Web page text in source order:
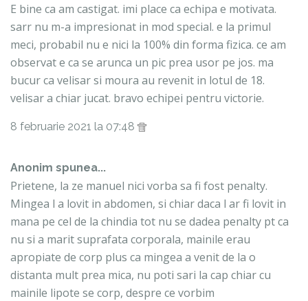
E bine ca am castigat. imi place ca echipa e motivata.
sarr nu m-a impresionat in mod special. e la primul
meci, probabil nu e nici la 100% din forma fizica. ce am
observat e ca se arunca un pic prea usor pe jos. ma
bucur ca velisar si moura au revenit in lotul de 18.
velisar a chiar jucat. bravo echipei pentru victorie.
8 februarie 2021 la 07:48
Anonim spunea...
Prietene, la ze manuel nici vorba sa fi fost penalty.
Mingea l a lovit in abdomen, si chiar daca l ar fi lovit in
mana pe cel de la chindia tot nu se dadea penalty pt ca
nu si a marit suprafata corporala, mainile erau
apropiate de corp plus ca mingea a venit de la o
distanta mult prea mica, nu poti sari la cap chiar cu
mainile lipote se corp, despre ce vorbim